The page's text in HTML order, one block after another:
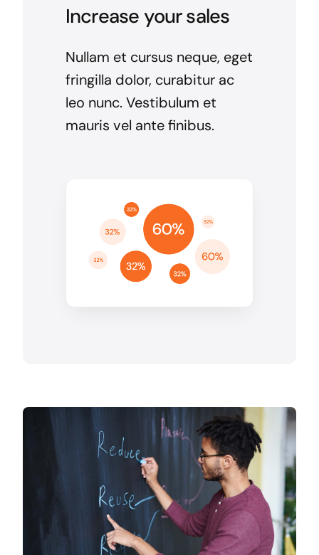
Increase your sales
Nullam et cursus neque, eget
fringilla dolor, curabitur ac
leo nunc. Vestibulum et
mauris vel ante finibus.